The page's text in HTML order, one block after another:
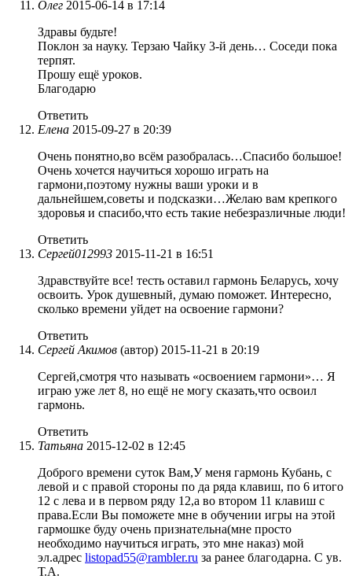
Олег 2015-06-14 в 17:14
Здравы будьте!
Поклон за науку. Терзаю Чайку 3-й день… Соседи пока
терпят.
Прошу ещё уроков.
Благодарю
Ответить
Елена 2015-09-27 в 20:39
Очень понятно,во всём разобралась…Спасибо большое!
Очень хочется научиться хорошо играть на
гармони,поэтому нужны ваши уроки и в
дальнейшем,советы и подсказки…Желаю вам крепкого
здоровья и спасибо,что есть такие небезразличные люди!
Ответить
Сергей012993 2015-11-21 в 16:51
Здравствуйте все! тесть оставил гармонь Беларусь, хочу
освоить. Урок душевный, думаю поможет. Интересно,
сколько времени уйдет на освоение гармони?
Ответить
Сергей Акимов (автор) 2015-11-21 в 20:19
Сергей,смотря что называть «освоением гармони»… Я
играю уже лет 8, но ещё не могу сказать,что освоил
гармонь.
Ответить
Татьяна 2015-12-02 в 12:45
Доброго времени суток Вам,У меня гармонь Кубань, с
левой и с правой стороны по да ряда клавиш, по 6 итого
12 с лева и в первом ряду 12,а во втором 11 клавиш с
права.Если Вы поможете мне в обучении игры на этой
гармошке буду очень признательна(мне просто
необходимо научиться играть, это мне наказ) мой
эл.адрес listopad55@rambler.ru за ранее благодарна. С ув.
Т.А.